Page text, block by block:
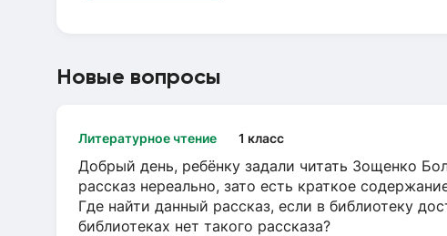
Новые вопросы
Литературное чтение 1 класс
Добрый день, ребёнку задали читать Зощенко
рассказ нереально, зато есть краткое
Где найти данный рассказ, если в библиотеку
библиотеках нет такого рассказа?